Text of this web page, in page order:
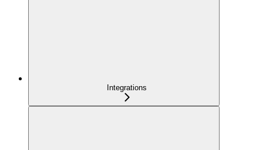
Integrations